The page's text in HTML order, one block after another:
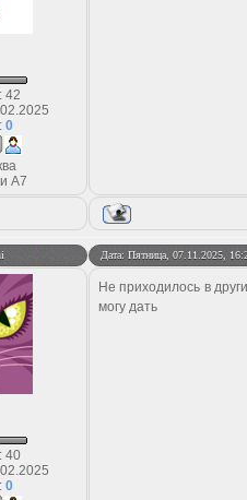
42
0
А7
Дата: Пятница, 07.11.2025,
40
0
Не приходилось в
могу дать